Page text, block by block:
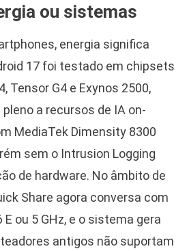
ou sistemas
energia significa
17 foi testado em chipsets
Tensor G4 e Exynos 2500,
a recursos de IA on-
MediaTek Dimensity 8300
sem o Intrusion Logging
de hardware. No âmbito de
Share agora conversa com
E ou 5 GHz, e o sistema gera
antigos não suportam